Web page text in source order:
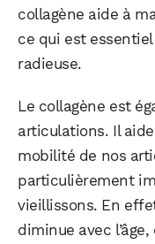
collagène aide à
ce qui est
radieuse.
Le collagène est
articulations. Il
mobilité de nos
particulièrement
vieillissons. En
diminue avec